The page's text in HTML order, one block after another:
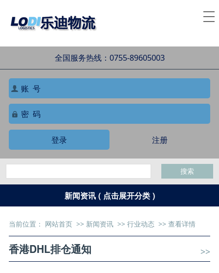
全国服务热线：0755-89605003
登录 注册
搜索
新闻资讯 ( 点击展开分类 )
当前位置： 网站首页>> 新闻资讯>> 行业动态>> 查看详情
香港DHL排仓通知 >>